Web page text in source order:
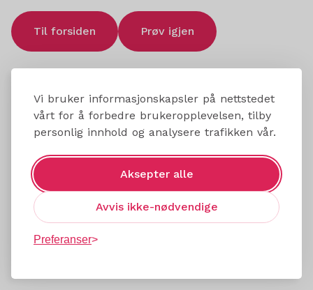
Vi bruker informasjonskapsler på nettstedet
vårt for å forbedre brukeropplevelsen, tilby
personlig innhold og analysere trafikken vår.
Aksepter alle
Avvis ikke-nødvendige
Preferanser
Til forsiden Prøv igjen